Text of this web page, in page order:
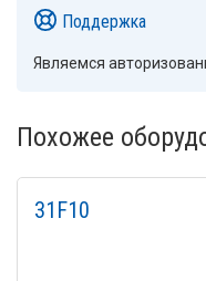
Поддержка
Являемся
Похожее
31F10